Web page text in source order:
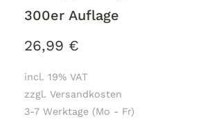
300er Auflage
26,99 €
incl. 19% VAT
zzgl. Versandkosten
3-7 Werktage (Mo - Fr)